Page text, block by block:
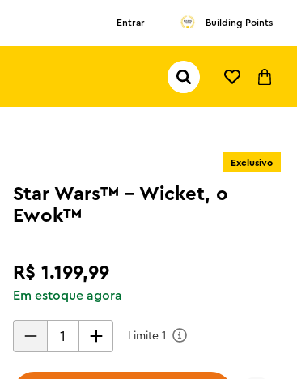
Entrar Building Points
Pesquisar...
Exclusivo
Star Wars™ - Wicket, o
Ewok™
R$ 1 .199,99
Em estoque agora
Limite 1
ferrari